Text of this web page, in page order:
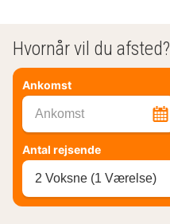
Hvornår vil du afsted?
Ankomst
Ankomst
Antal rejsende
2 Voksne (1 Værelse)